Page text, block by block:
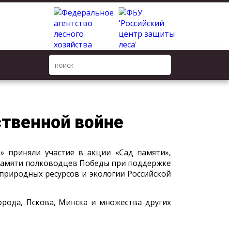
войне
приняли участие в акции «Сад памяти»,
полководцев Победы при поддержке
ресурсов и экологии Российской
Пскова, Минска и множества других